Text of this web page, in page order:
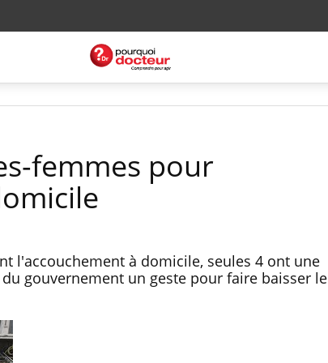
femmes pour
l'accouchement à domicile, seules 4 ont une
gouvernement un geste pour faire baisser le